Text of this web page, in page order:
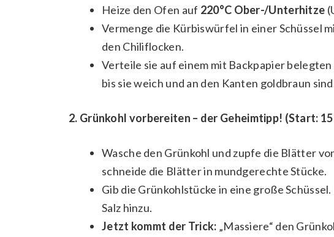
Heize den Ofen auf 220°C Ober-/Unterhitze
Vermenge die Kürbiswürfel in einer Schüssel
den Chiliflocken.
Verteile sie auf einem mit Backpapier
bis sie weich und an den Kanten goldbraun
2. Grünkohl vorbereiten – der Geheimtipp! (Start:
Wasche den Grünkohl und zupfe die Blätter
schneide die Blätter in mundgerechte Stücke.
Gib die Grünkohlstücke in eine große
Salz hinzu.
Jetzt kommt der Trick: „Massiere“ den